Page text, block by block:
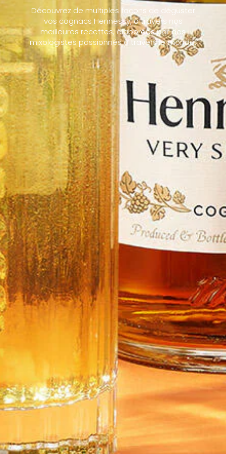
Découvrez de multiples façons de déguster
vos cognacs Hennessy, à travers nos
meilleures recettes, élaborées par des
mixologistes passionnés à travers le monde.